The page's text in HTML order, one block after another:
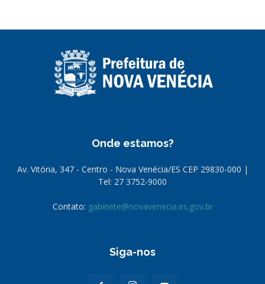
Onde estamos?
Av. Vitória, 347 - Centro - Nova Venécia/ES CEP 29830-000 |
Tel: 27 3752-9000
Contato: gabinete@novavenecia.es.gov.br
Siga-nos